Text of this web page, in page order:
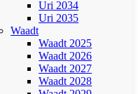
Uri 2034
Uri 2035
Waadt
Waadt 2025
Waadt 2026
Waadt 2027
Waadt 2028